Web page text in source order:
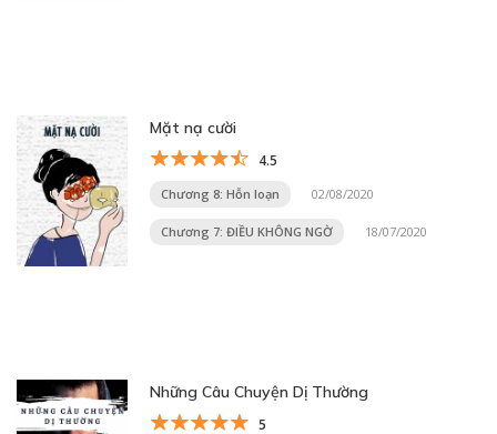
Mặt nạ cười
4.5
Chương 8: Hỗn loạn 02/08/2020
Chương 7: ĐIỀU KHÔNG NGỜ 18/07/2020
Những Câu Chuyện Dị Thường
5